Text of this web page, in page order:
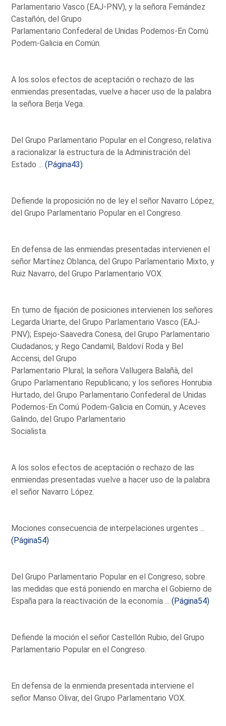
Parlamentario Vasco (EAJ-PNV), y la señora Fernández
Castañón, del Grupo
Parlamentario Confederal de Unidas Podemos-En Comú
Podem-Galicia en Común.
A los solos efectos de aceptación o rechazo de las
enmiendas presentadas, vuelve a hacer uso de la palabra
la señora Berja Vega.
Del Grupo Parlamentario Popular en el Congreso, relativa
a racionalizar la estructura de la Administración del
Estado ...(Página43)
Defiende la proposición no de ley el señor Navarro López,
del Grupo Parlamentario Popular en el Congreso.
En defensa de las enmiendas presentadas intervienen el
señor Martínez Oblanca, del Grupo Parlamentario Mixto, y
Ruiz Navarro, del Grupo Parlamentario VOX.
En turno de fijación de posiciones intervienen los señores
Legarda Uriarte, del Grupo Parlamentario Vasco (EAJ-
PNV); Espejo-Saavedra Conesa, del Grupo Parlamentario
Ciudadanos; y Rego Candamil, Baldoví Roda y Bel
Accensi, del Grupo
Parlamentario Plural; la señora Vallugera Balañà, del
Grupo Parlamentario Republicano; y los señores Honrubia
Hurtado, del Grupo Parlamentario Confederal de Unidas
Podemos-En Comú Podem-Galicia en Común, y Aceves
Galindo, del Grupo Parlamentario
Socialista.
A los solos efectos de aceptación o rechazo de las
enmiendas presentadas vuelve a hacer uso de la palabra
el señor Navarro López.
Mociones consecuencia de interpelaciones urgentes ...
(Página54)
Del Grupo Parlamentario Popular en el Congreso, sobre
las medidas que está poniendo en marcha el Gobierno de
España para la reactivación de la economía ...(Página54)
Defiende la moción el señor Castellón Rubio, del Grupo
Parlamentario Popular en el Congreso.
En defensa de la enmienda presentada interviene el
señor Manso Olivar, del Grupo Parlamentario VOX.